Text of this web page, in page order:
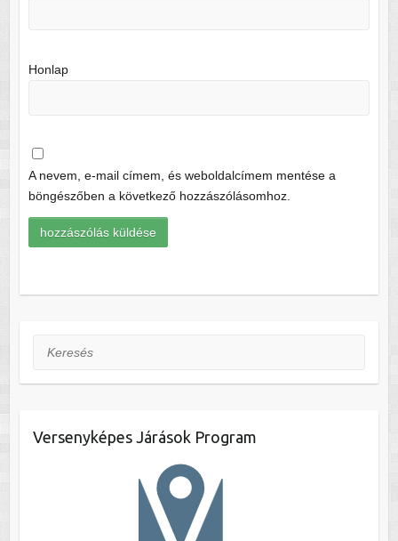
Honlap
A nevem, e-mail címem, és weboldalcímem mentése a
böngészőben a következő hozzászólásomhoz.
Keresés
Versenyképes Járások Program